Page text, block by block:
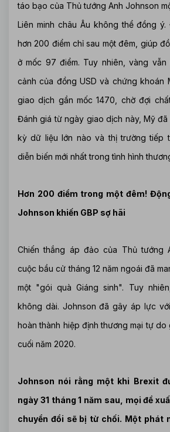
táo bạo của Thủ tướng Anh Johnson
Liên minh châu Âu không thể đồng ý.
hơn 200 điểm chỉ sau một đêm, giúp
ở mốc 97 điểm. Tuy nhiên, vàng vẫn
cảnh của đồng USD và chứng khoán
giao dịch gần mốc 1470, chờ đợi
Đánh giá từ ngày giao dịch này, Mỹ
kỳ dữ liệu lớn nào và thị trường tiếp
diễn biến mới nhất trong tình hình
Hơn 200 điểm trong một đêm!
Johnson khiến GBP sợ hãi
Chiến thắng áp đảo của Thủ tướng
cuộc bầu cử tháng 12 năm ngoái đã
một "gói quà Giáng sinh". Tuy
không dài. Johnson đã gây áp lực
hoàn thành hiệp định thương mại tự do
cuối năm 2020.
Johnson nói rằng một khi Brexit
ngày 31 tháng 1 năm sau, mọi đề
chuyển đổi sẽ bị từ chối. Một phát